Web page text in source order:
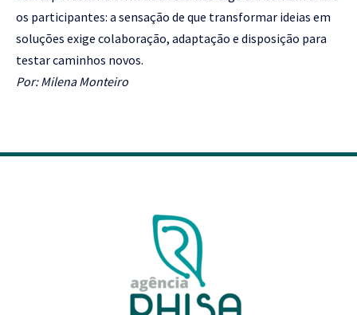
os participantes: a sensação de que transformar ideias em
soluções exige colaboração, adaptação e disposição para
testar caminhos novos.
Por: Milena Monteiro